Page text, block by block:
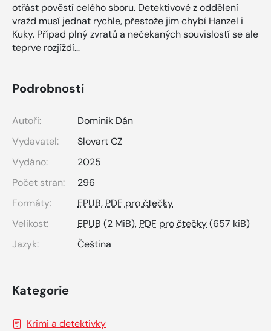
otřást pověstí celého sboru. Detektivové z oddělení
vražd musí jednat rychle, přestože jim chybí Hanzel i
Kuky. Případ plný zvratů a nečekaných souvislostí se ale
teprve rozjíždí…
Podrobnosti
Autoři:
Dominik Dán
Vydavatel:
Slovart CZ
Vydáno:
2025
Počet stran:
296
Formáty:
EPUB,PDF pro čtečky
Velikost:
EPUB (2 MiB),PDF pro čtečky(657 kiB)
Jazyk:
Čeština
Kategorie
Krimi a detektivky